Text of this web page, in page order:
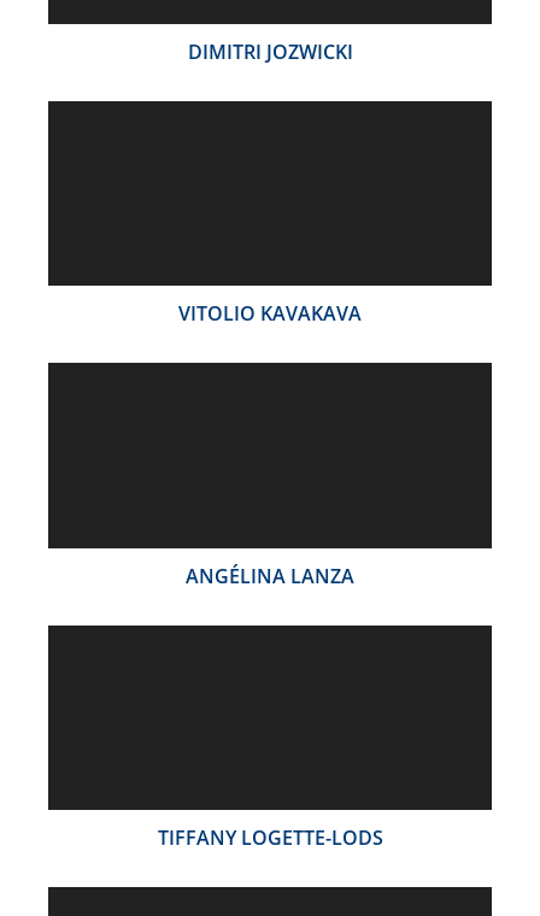
DIMITRI JOZWICKI
VITOLIO KAVAKAVA
ANGÉLINA LANZA
TIFFANY LOGETTE-LODS